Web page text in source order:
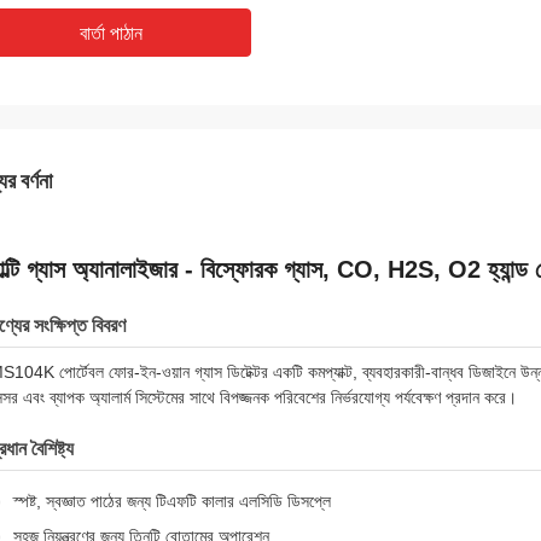
বার্তা পাঠান
বর্ণনা
গ্যাস অ্যানালাইজার - বিস্ফোরক গ্যাস, CO, H2S, O2 হ্যান্ড
সংক্ষিপ্ত বিবরণ
পোর্টেবল ফোর-ইন-ওয়ান গ্যাস ডিটেক্টর একটি কমপ্যাক্ট, ব্যবহারকারী-বান্ধব ডিজাইনে
এবং ব্যাপক অ্যালার্ম সিস্টেমের সাথে বিপজ্জনক পরিবেশের নির্ভরযোগ্য পর্যবেক্ষণ প্রদান করে।
বৈশিষ্ট্য
স্পষ্ট, স্বজ্ঞাত পাঠের জন্য টিএফটি কালার এলসিডি ডিসপ্লে
সহজ নিয়ন্ত্রণের জন্য তিনটি বোতামের অপারেশন